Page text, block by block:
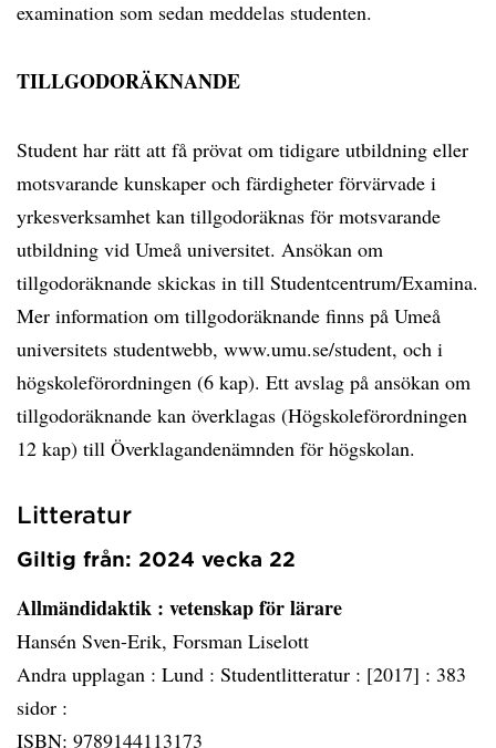
examination som sedan meddelas studenten.
TILLGODORÄKNANDE
Student har rätt att få prövat om tidigare utbildning eller
motsvarande kunskaper och färdigheter förvärvade i
yrkesverksamhet kan tillgodoräknas för motsvarande
utbildning vid Umeå universitet. Ansökan om
tillgodoräknande skickas in till Studentcentrum/Examina.
Mer information om tillgodoräknande finns på Umeå
universitets studentwebb, www.umu.se/student, och i
högskoleförordningen (6 kap). Ett avslag på ansökan om
tillgodoräknande kan överklagas (Högskoleförordningen
12 kap) till Överklagandenämnden för högskolan.
Litteratur
Giltig från: 2024 vecka 22
Allmändidaktik : vetenskap för lärare
Hansén Sven-Erik, Forsman Liselott
Andra upplagan : Lund : Studentlitteratur : [2017] : 383
sidor :
ISBN: 9789144113173